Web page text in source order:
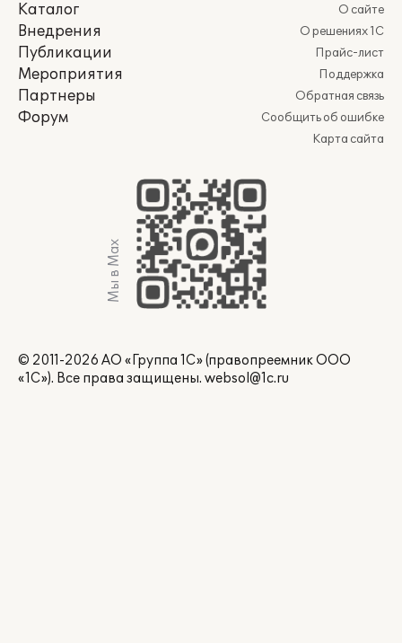
Каталог
Внедрения
Публикации
Мероприятия
Партнеры
Форум
О сайте
О решениях 1С
Прайс-лист
Поддержка
Обратная связь
Сообщить об ошибке
Карта сайта
Мы в Max
© 2011-2026 АО «Группа 1С» (правопреемник ООО
«1С»). Все права защищены. websol@1c.ru